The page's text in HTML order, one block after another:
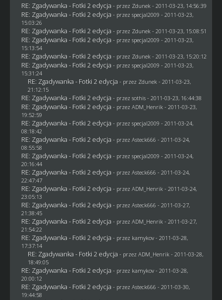
RE: Zgadywanka - Fotki 2 edycja - przez Zdunek- 2011-03-23, 14:56:39
RE: Zgadywanka - Fotki 2 edycja - przez specjal2009 - 2011-03-23,
15:03:26
RE: Zgadywanka - Fotki 2 edycja - przez Zdunek- 2011-03-23, 15:08:51
RE: Zgadywanka - Fotki 2 edycja - przez specjal2009 - 2011-03-23,
15:13:54
RE: Zgadywanka - Fotki 2 edycja - przez Zdunek- 2011-03-23, 15:20:12
RE: Zgadywanka - Fotki 2 edycja - przez specjal2009 - 2011-03-23,
15:31:24
RE: Zgadywanka - Fotki 2 edycja - przez Zdunek- 2011-03-23,
21:12:15
RE: Zgadywanka - Fotki 2 edycja - przez sothis- 2011-03-23, 16:44:38
RE: Zgadywanka - Fotki 2 edycja - przez ADM_Henrik- 2011-03-23,
19:52:59
RE: Zgadywanka - Fotki 2 edycja - przez specjal2009 - 2011-03-24,
08:18:42
RE: Zgadywanka - Fotki 2 edycja - przez Asteck666 - 2011-03-24,
08:55:58
RE: Zgadywanka - Fotki 2 edycja - przez specjal2009 - 2011-03-24,
20:16:44
RE: Zgadywanka - Fotki 2 edycja - przez Asteck666 - 2011-03-24,
22:47:47
RE: Zgadywanka - Fotki 2 edycja - przez ADM_Henrik- 2011-03-24,
23:05:13
RE: Zgadywanka - Fotki 2 edycja - przez Asteck666 - 2011-03-27,
21:38:45
RE: Zgadywanka - Fotki 2 edycja - przez ADM_Henrik- 2011-03-27,
21:54:22
RE: Zgadywanka - Fotki 2 edycja - przez kamykov- 2011-03-28,
17:37:14
RE: Zgadywanka - Fotki 2 edycja - przez ADM_Henrik- 2011-03-28,
18:49:05
RE: Zgadywanka - Fotki 2 edycja - przez kamykov- 2011-03-28,
20:00:12
RE: Zgadywanka - Fotki 2 edycja - przez Asteck666 - 2011-03-30,
19:44:58